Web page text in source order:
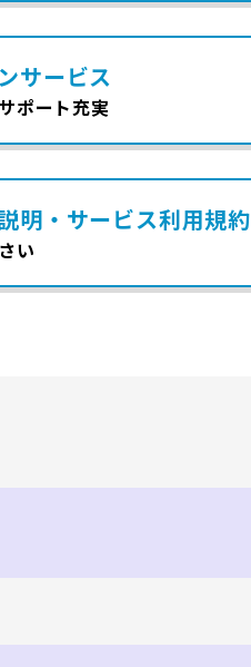
サービス
ポート充実
明・サービス利用規約
い